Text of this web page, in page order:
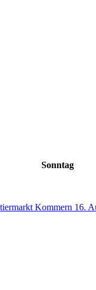
Sonntag
Kommern 16.